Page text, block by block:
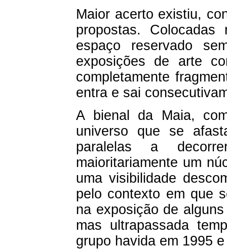
Maior acerto existiu,
propostas.
espaço reservado
exposições de arte
completamente
entra e sai
A bienal da Maia,
universo que se
paralelas a
maioritariamente um
uma visibilidade
pelo contexto em que
na exposição de
mas ultrapassada
grupo havida em 1995